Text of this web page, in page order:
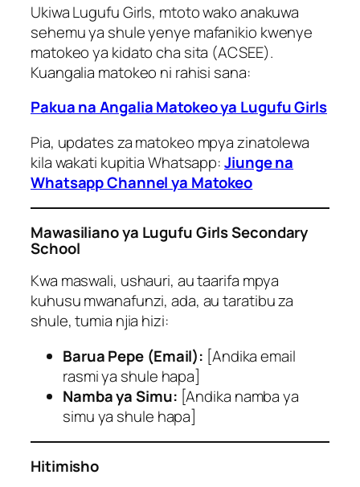
Ukiwa Lugufu Girls, mtoto wako anakuwa
sehemu ya shule yenye mafanikio kwenye
matokeo ya kidato cha sita (ACSEE).
Kuangalia matokeo ni rahisi sana:
Pakua na Angalia Matokeo ya Lugufu Girls
Pia, updates za matokeo mpya zinatolewa
kila wakati kupitia Whatsapp:Jiunge na
Whatsapp Channel ya Matokeo
Mawasiliano ya Lugufu Girls Secondary
School
Kwa maswali, ushauri, au taarifa mpya
kuhusu mwanafunzi, ada, au taratibu za
shule, tumia njia hizi:
Barua Pepe (Email): [Andika email
rasmi ya shule hapa]
Namba ya Simu: [Andika namba ya
simu ya shule hapa]
Hitimisho